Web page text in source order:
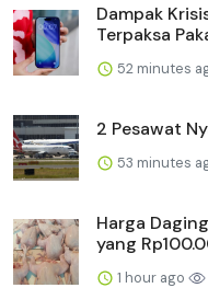
Dampak
Terpaksa
52 minutes
2 Pesawat
53 minutes
Harga
yang
1 hour ago